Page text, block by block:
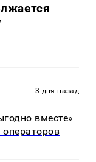
3 дня назад
вместе»
операторов